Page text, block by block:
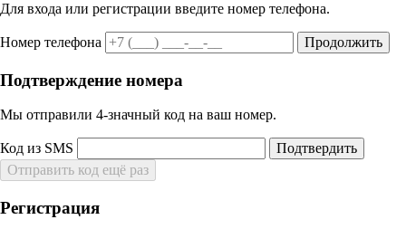
Для входа или регистрации введите номер телефона.
Номер телефона Продолжить
Подтверждение номера
Мы отправили 4‑значный код на ваш номер.
Код из SMS
Подтвердить
Отправить код ещё раз
Регистрация